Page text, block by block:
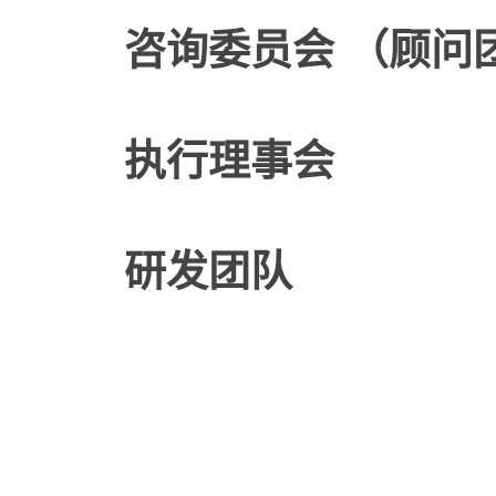
咨询委员会 （顾问
执行理事会
研发团队